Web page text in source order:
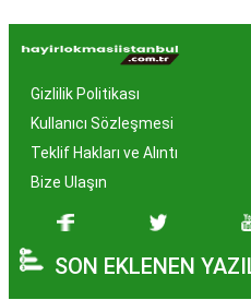
Hayır
Neden
İstanbul, tarih ve kültür
şehir olmasıyla birlikte,
zenginleşmiştir. Hayır
hazırlanan ve lezzetiyle
izler bırakan bir tatlıdır.
olmasının arkasında bu
Gizlilik Politikası
Kullanıcı Sözleşmesi
Teklif Hakları ve Alıntı
Bize Ulaşın
SON EKLENEN